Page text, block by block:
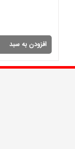
افزودن به سبد